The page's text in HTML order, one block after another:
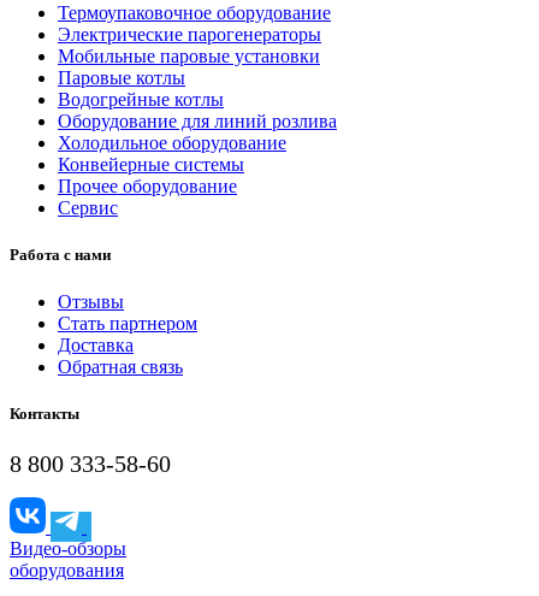
Термоупаковочное оборудование
Электрические парогенераторы
Мобильные паровые установки
Паровые котлы
Водогрейные котлы
Оборудование для линий розлива
Холодильное оборудование
Конвейерные системы
Прочее оборудование
Сервис
Работа с нами
Отзывы
Стать партнером
Доставка
Обратная связь
Контакты
8 800 333-58-60
Видео-обзоры
оборудования